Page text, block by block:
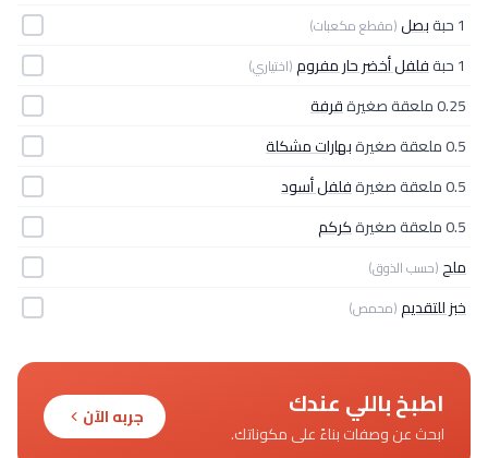
1 حبة بصل(مقطع مكعبات)
1 حبة فلفل أخضر حار مفروم(اختياري)
0.25 ملعقة صغيرة
قرفة
0.5 ملعقة صغيرة
بهارات مشكلة
0.5 ملعقة صغيرة
فلفل أسود
0.5 ملعقة صغيرة
كركم
ملح(حسب الذوق)
خبز للتقديم(محمص)
اطبخ باللي عندك
ابحث عن وصفات بناءً على مكوناتك.
جربه الآن